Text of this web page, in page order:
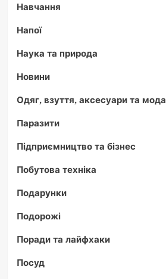
Навчання
Напої
Наука та природа
Новини
Одяг, взуття, аксесуари та мода
Паразити
Підприємництво та бізнес
Побутова техніка
Подарунки
Подорожі
Поради та лайфхаки
Посуд